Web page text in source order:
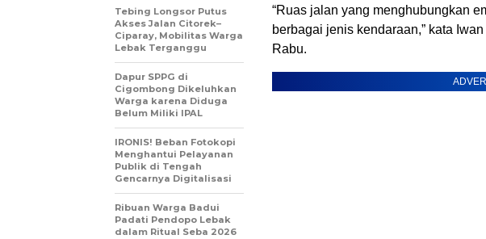
“Ruas jalan yang menghubungkan
berbagai jenis kendaraan,” kata
Rabu.
Tebing Longsor Putus
Akses Jalan Citorek–
Ciparay, Mobilitas Warga
Lebak Terganggu
Dapur SPPG di
Cigombong Dikeluhkan
Warga karena Diduga
Belum Miliki IPAL
IRONIS! Beban Fotokopi
Menghantui Pelayanan
Publik di Tengah
Gencarnya Digitalisasi
Ribuan Warga Badui
Padati Pendopo Lebak
dalam Ritual Seba 2026